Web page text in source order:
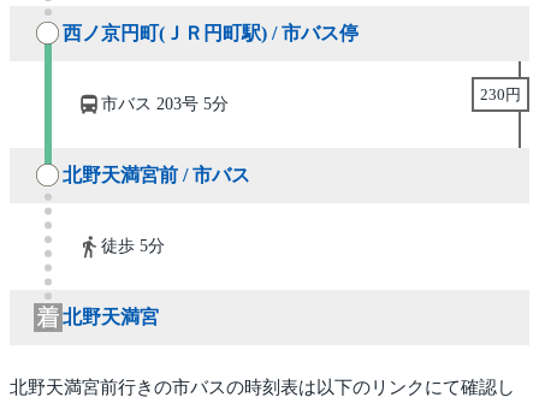
西ノ京円町(ＪＲ円町駅) / 市バス停
市バス 203号 5分
230円
北野天満宮前 / 市バス
徒歩 5分
北野天満宮
北野天満宮前行きの市バスの時刻表は以下のリンクにて確認し